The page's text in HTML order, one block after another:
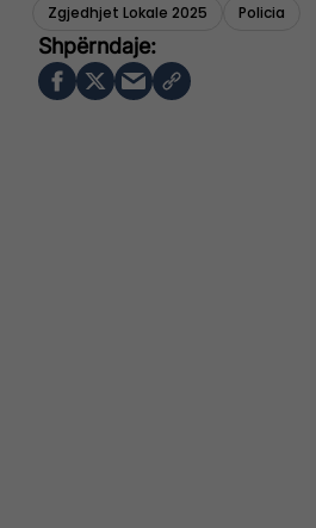
Zgjedhjet Lokale 2025 Policia